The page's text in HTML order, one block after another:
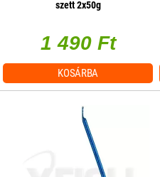
szett 2x50g
1 490 Ft
KOSÁRBA